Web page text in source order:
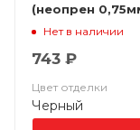
(неопрен
Нет в наличии
743 ₽
Цвет отделки
Черный